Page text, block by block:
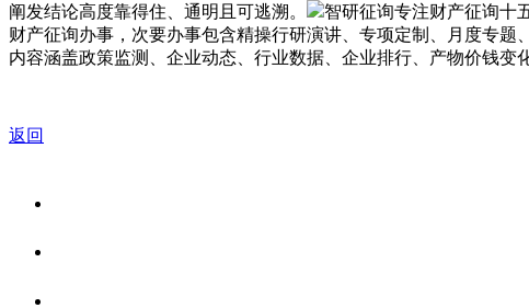
阐发结论高度靠得住、通明且可逃溯。
智研征询专注财产征询十
财产征询办事，次要办事包含精操行研演讲、专项定制、月度专
内容涵盖政策监测、企业动态、行业数据、企业排行、产物价钱变
返回